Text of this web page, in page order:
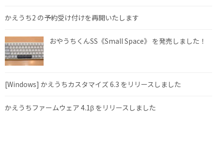
かえうち2 の予約受け付けを再開いたします
おやうちくんSS《Small Space》 を発売しました！
[Windows] かえうちカスタマイズ 6.3 をリリースしました
かえうちファームウェア 4.1β をリリースしました